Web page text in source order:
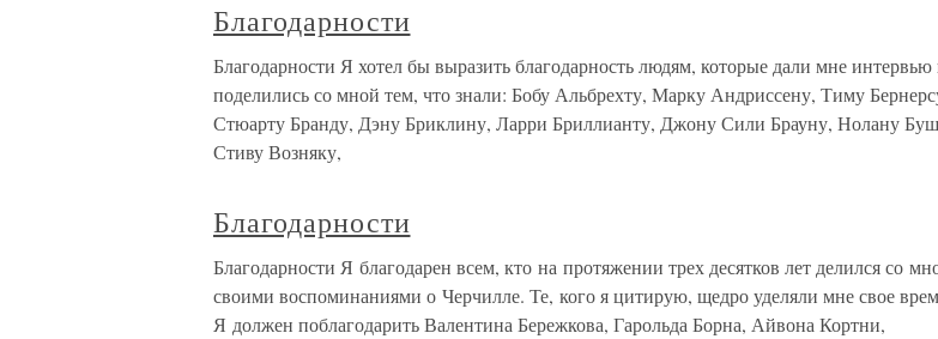
Благодарности
Благодарности Я хотел бы выразить благодарность людям, которые дали мне интервью
поделились со мной тем, что знали: Бобу Альбрехту, Марку Андриссену, Тиму
Стюарту Бранду, Дэну Бриклину, Ларри Бриллианту, Джону Сили Брауну, Нолану
Стиву Возняку,
Благодарности
Благодарности Я благодарен всем, кто на протяжении трех десятков лет делился со
своими воспоминаниями о Черчилле. Те, кого я цитирую, щедро уделяли мне свое
Я должен поблагодарить Валентина Бережкова, Гарольда Борна, Айвона Кортни,